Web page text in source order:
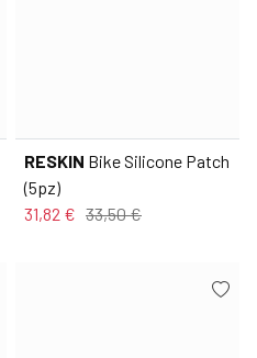
RESKIN Bike Silicone Patch
(5pz)
31,82 € 33,50 €